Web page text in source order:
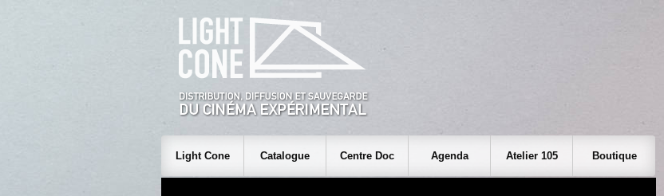
Light Cone Catalogue Centre Doc Agenda Atelier 105 Boutique